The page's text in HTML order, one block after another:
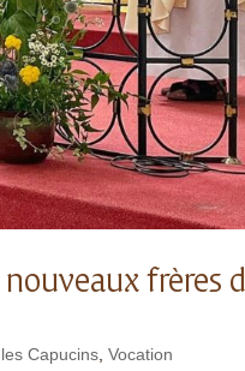
frères
Capucins ,Vocation